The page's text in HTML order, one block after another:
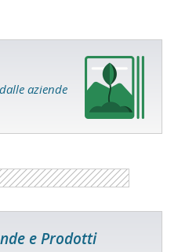
aziende
e Prodotti